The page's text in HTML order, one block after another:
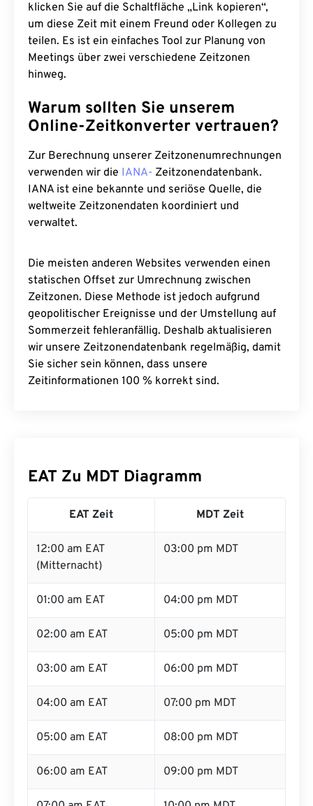
klicken Sie auf die Schaltfläche „Link kopieren“,
um diese Zeit mit einem Freund oder Kollegen zu
teilen. Es ist ein einfaches Tool zur Planung von
Meetings über zwei verschiedene Zeitzonen
hinweg.
Warum sollten Sie unserem
Online-Zeitkonverter vertrauen?
Zur Berechnung unserer Zeitzonenumrechnungen
verwenden wir die IANA- Zeitzonendatenbank.
IANA ist eine bekannte und seriöse Quelle, die
weltweite Zeitzonendaten koordiniert und
verwaltet.
Die meisten anderen Websites verwenden einen
statischen Offset zur Umrechnung zwischen
Zeitzonen. Diese Methode ist jedoch aufgrund
geopolitischer Ereignisse und der Umstellung auf
Sommerzeit fehleranfällig. Deshalb aktualisieren
wir unsere Zeitzonendatenbank regelmäßig, damit
Sie sicher sein können, dass unsere
Zeitinformationen 100 % korrekt sind.
EAT Zu MDT Diagramm
EAT Zeit MDT Zeit
12:00 am EAT
(Mitternacht)
03:00 pm MDT
01:00 am EAT 04:00 pm MDT
02:00 am EAT 05:00 pm MDT
03:00 am EAT 06:00 pm MDT
04:00 am EAT 07:00 pm MDT
05:00 am EAT 08:00 pm MDT
06:00 am EAT 09:00 pm MDT